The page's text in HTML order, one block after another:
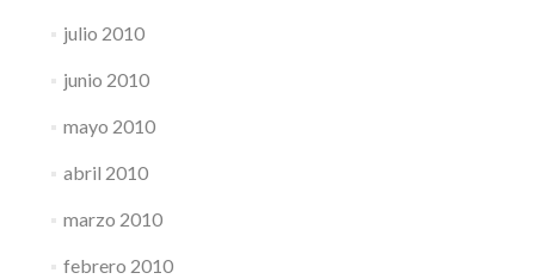
julio 2010
junio 2010
mayo 2010
abril 2010
marzo 2010
febrero 2010